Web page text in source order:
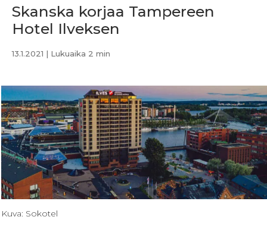
Skanska korjaa Tampereen
Hotel Ilveksen
13.1.2021 | Lukuaika 2 min
Kuva: Sokotel